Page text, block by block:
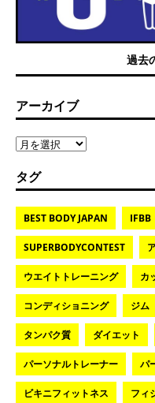
過去
アーカイブ
タグ
BEST BODY JAPAN IFBB
SUPERBODYCONTEST
ウエイトトレーニング カ
コンディショニング ジム
タンパク質 ダイエット
パーソナルトレーナー パ
ビキニフィットネス フィ